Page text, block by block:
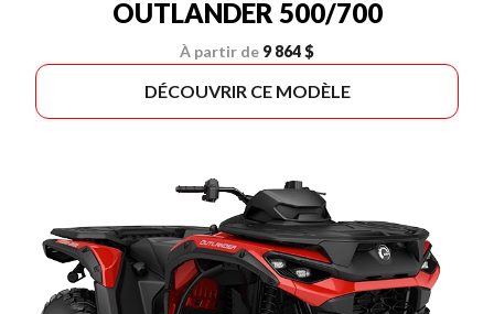
OUTLANDER 500/700
À partir de 9 864 $
DÉCOUVRIR CE MODÈLE